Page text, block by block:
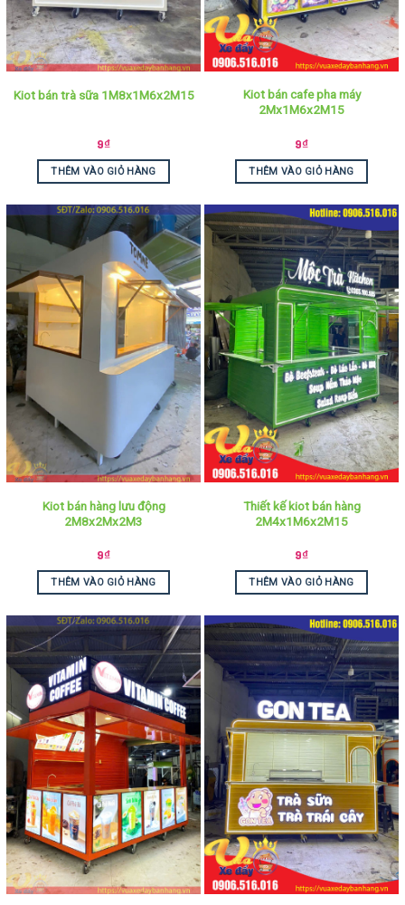
Kiot bán trà sữa 1M8x1M6x2M15
9₫
THÊM VÀO GIỎ HÀNG
Kiot bán cafe pha máy
2Mx1M6x2M15
9₫
THÊM VÀO GIỎ HÀNG
Kiot bán hàng lưu động
2M8x2Mx2M3
9₫
THÊM VÀO GIỎ HÀNG
Thiết kế kiot bán hàng
2M4x1M6x2M15
9₫
THÊM VÀO GIỎ HÀNG